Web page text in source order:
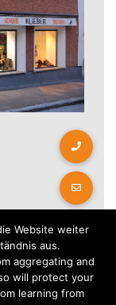
Website weiter
aus.
aggregating and
will protect your
learning from